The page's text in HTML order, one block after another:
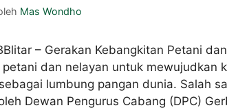
Mas Wondho
– Gerakan Kebangkitan Petani
dan nelayan untuk mewujudkan
lumbung pangan dunia. Salah
Dewan Pengurus Cabang (DPC)